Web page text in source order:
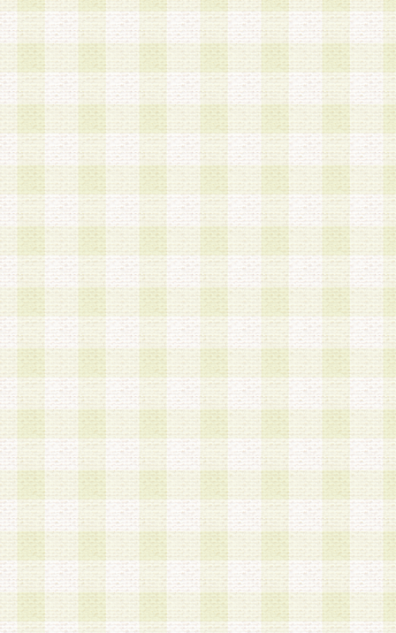
2.当社は、会員個人を識別することのできる情報
会員情報を本人の承諾なく第三者に開示すること
人を識別できる情報について第三者に開示または
社は事前に会員本人の同意を得るものとします。
3.前項の定めに拘わらず、当社は、以下の目的に
意を 得ることなく、会員個人を識別できる情報
づき選定した委託業者に対して当社の責任におい
できるものとします。な お、当社は、当該委託
契約を締結しこれを遵守させるとともに、本規約
の注意をもって当該情報を使用させるものとし ま
a.本サービスに係る謝礼、景品、調査サンプル品
b.会員からの電話、メール等の問い合わせなどへ
c.モバイルリサーチ、またはグループ形式による
実施もしくは運営
d.その他これらに付随する業務
4.会員は、住所、電話番号その他の登録情報につ
合は、速やかに当社所定の変更手続きを行うもの
5.当社は、必要と認めた場合、会員に対して、電
手段により登録情報の対象者が会員登録者本人で
の内容が正確であること、アンケートの回答内容
うことができるものとます。
6.会員は、会員登録後当社が定期的に行う登録情
して、当社指定の期間内に更新手続きを行うもの
該期間内に更新手続きを行わない場合、その時点
発行したポイントは失効されるものとします。